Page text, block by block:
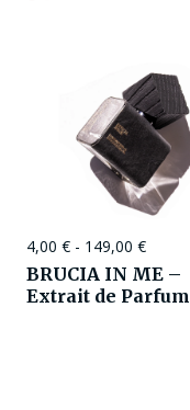
4,00 € - 149,00 €
BRUCIA IN ME –
Extrait de Parfum